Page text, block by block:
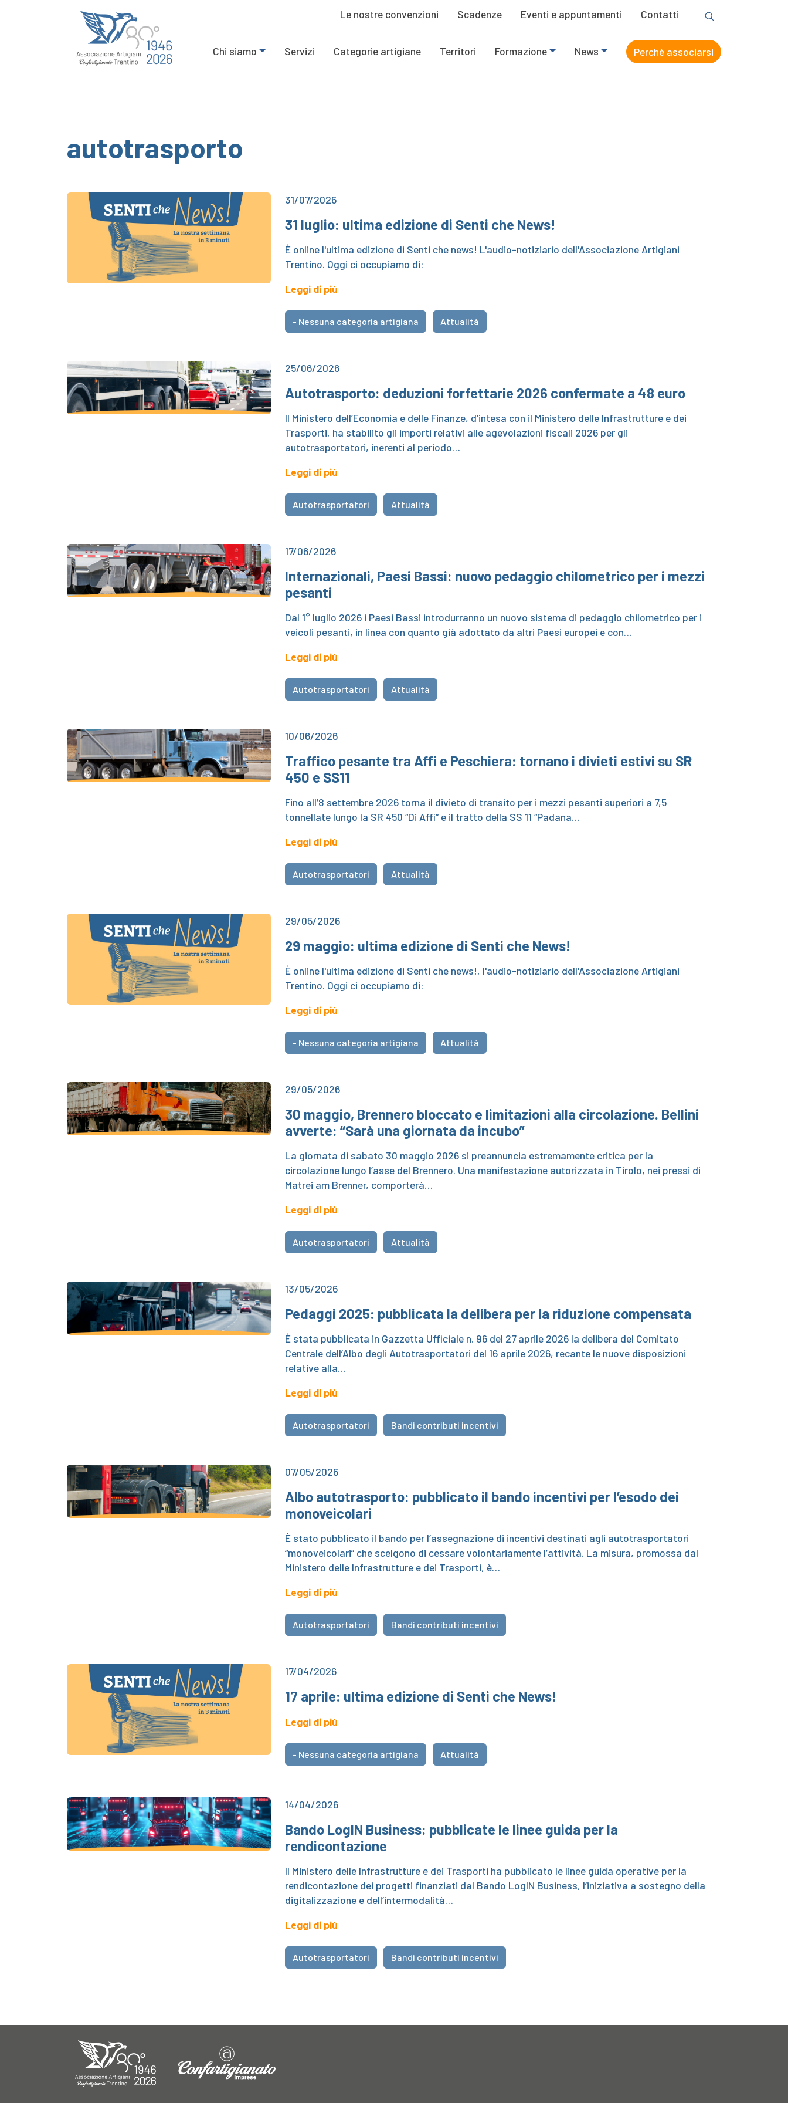
Le nostre convenzioni Scadenze Eventi e appuntamenti Contatti
Chi siamo Servizi Categorie artigiane Territori Formazione News Perchè associarsi
autotrasporto
31/07/2026
31 luglio: ultima edizione di Senti che News!
È online l'ultima edizione di Senti che news! L'audio-notiziario dell'Associazione Artigiani
Trentino. Oggi ci occupiamo di:
Leggi di più
- Nessuna categoria artigiana Attualità
25/06/2026
Autotrasporto: deduzioni forfettarie 2026 confermate a 48 euro
Il Ministero dell’Economia e delle Finanze, d’intesa con il Ministero delle Infrastrutture e dei
Trasporti, ha stabilito gli importi relativi alle agevolazioni fiscali 2026 per gli
autotrasportatori, inerenti al periodo…
Leggi di più
Autotrasportatori Attualità
17/06/2026
Internazionali, Paesi Bassi: nuovo pedaggio chilometrico per i mezzi
pesanti
Dal 1° luglio 2026 i Paesi Bassi introdurranno un nuovo sistema di pedaggio chilometrico per i
veicoli pesanti, in linea con quanto già adottato da altri Paesi europei e con…
Leggi di più
Autotrasportatori Attualità
10/06/2026
Traffico pesante tra Affi e Peschiera: tornano i divieti estivi su SR
450 e SS11
Fino all’8 settembre 2026 torna il divieto di transito per i mezzi pesanti superiori a 7,5
tonnellate lungo la SR 450 “Di Affi” e il tratto della SS 11 “Padana…
Leggi di più
Autotrasportatori Attualità
29/05/2026
29 maggio: ultima edizione di Senti che News!
È online l'ultima edizione di Senti che news!, l'audio-notiziario dell'Associazione Artigiani
Trentino. Oggi ci occupiamo di:
Leggi di più
- Nessuna categoria artigiana Attualità
29/05/2026
30 maggio, Brennero bloccato e limitazioni alla circolazione. Bellini
avverte: “Sarà una giornata da incubo”
La giornata di sabato 30 maggio 2026 si preannuncia estremamente critica per la
circolazione lungo l’asse del Brennero. Una manifestazione autorizzata in Tirolo, nei pressi di
Matrei am Brenner, comporterà…
Leggi di più
Autotrasportatori Attualità
13/05/2026
Pedaggi 2025: pubblicata la delibera per la riduzione compensata
È stata pubblicata in Gazzetta Ufficiale n. 96 del 27 aprile 2026 la delibera del Comitato
Centrale dell’Albo degli Autotrasportatori del 16 aprile 2026, recante le nuove disposizioni
relative alla…
Leggi di più
Autotrasportatori Bandi contributi incentivi
07/05/2026
Albo autotrasporto: pubblicato il bando incentivi per l’esodo dei
monoveicolari
È stato pubblicato il bando per l’assegnazione di incentivi destinati agli autotrasportatori
“monoveicolari” che scelgono di cessare volontariamente l’attività. La misura, promossa dal
Ministero delle Infrastrutture e dei Trasporti, è…
Leggi di più
Autotrasportatori Bandi contributi incentivi
17/04/2026
17 aprile: ultima edizione di Senti che News!
Leggi di più
- Nessuna categoria artigiana Attualità
14/04/2026
Bando LogIN Business: pubblicate le linee guida per la
rendicontazione
Il Ministero delle Infrastrutture e dei Trasporti ha pubblicato le linee guida operative per la
rendicontazione dei progetti finanziati dal Bando LogIN Business, l’iniziativa a sostegno della
digitalizzazione e dell’intermodalità…
Leggi di più
Autotrasportatori Bandi contributi incentivi